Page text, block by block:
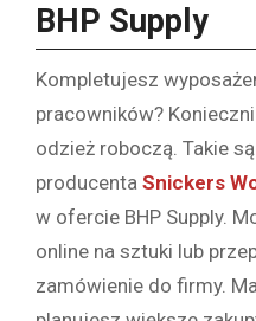
BHP Supply
Kompletujesz
pracowników?
odzież roboczą. Takie
producenta Snickers
w ofercie BHP Supply.
online na sztuki lub
zamówienie do firmy.